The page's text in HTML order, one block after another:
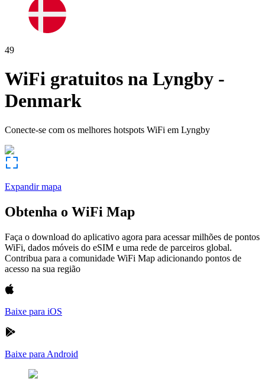
49
WiFi gratuitos na Lyngby -
Denmark
Conecte-se com os melhores hotspots WiFi em Lyngby
Expandir mapa
Obtenha o WiFi Map
Faça o download do aplicativo agora para acessar milhões de pontos
WiFi, dados móveis do eSIM e uma rede de parceiros global.
Contribua para a comunidade WiFi Map adicionando pontos de
acesso na sua região
Baixe para iOS
Baixe para Android